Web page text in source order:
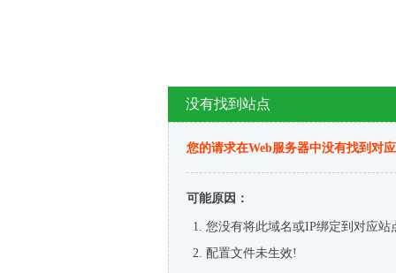
没有找到站点
您的请求在Web服务器中没有找到对
可能原因：
您没有将此域名或IP绑定到对应站
配置文件未生效!